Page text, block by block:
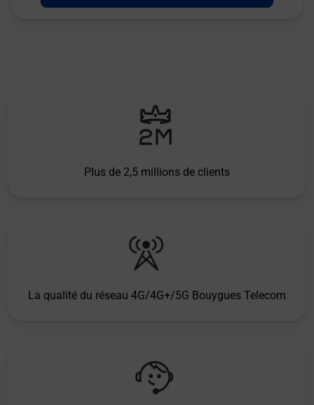
Plus de 2,5 millions de clients
La qualité du réseau 4G/4G+/5G Bouygues Telecom